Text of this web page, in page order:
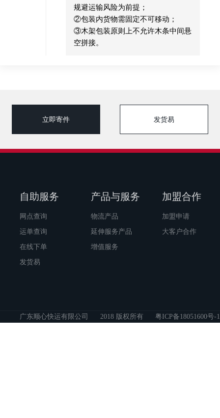
规避运输风险为前提；
②包装内货物需固定不可移动；
③木架包装原则上不允许木条中间悬
空拼接。
立即寄件 发货易
自助服务
网点查询
运单查询
在线下单
发货易
产品与服务
物流产品
延伸服务产品
增值服务
加盟合作
加盟申请
大客户合作
广东顺心快运有限公司 2018 版权所有 粤ICP备18051600号-1